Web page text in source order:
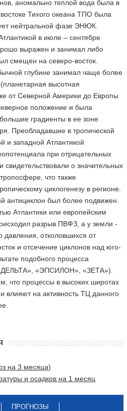
аномально теплой вода была в
Тихого океана ТПО была
нейтральной фазе ЭНЮК.
в июле – сентябре
выражен и занимал либо
смещен на северо-восток.
глубине занимал чаще более
высотная
от Северной Америки до Европы
положение и была
градиенты в ее зоне
Преобладавшие в тропической
и западной Атлантикой
при отрицательных
о значительных
что также
циклогенезу в регионе.
антициклон был более подвижен.
Атлантики или европейским
разрыв ПВФЗ, а у земли -
отколовшихся от
и отсечение циклонов над юго-
подобного процесса
«ЭПСИЛОН», «ЗЕТА»).
что процессы в высоких широтах
влияют на активность ТЦ данного
на 3 месяца)
и осадков на 1 месяц
ПРОГНОЗЫ